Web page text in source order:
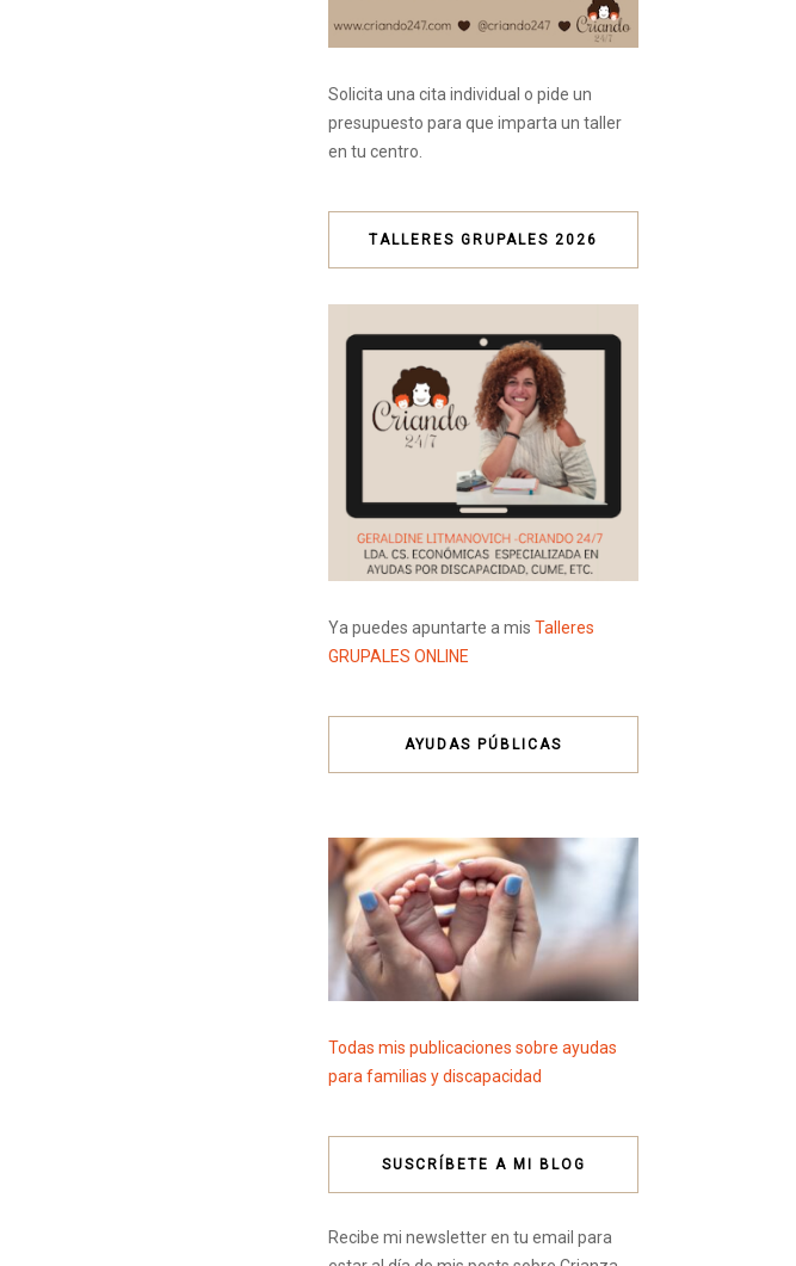
Solicita una cita individual o pide un
presupuesto para que imparta un taller
en tu centro.
TALLERES GRUPALES 2026
Ya puedes apuntarte a mis Talleres
GRUPALES ONLINE
AYUDAS PÚBLICAS
Todas mis publicaciones sobre ayudas
para familias y discapacidad
SUSCRÍBETE A MI BLOG
Recibe mi newsletter en tu email para